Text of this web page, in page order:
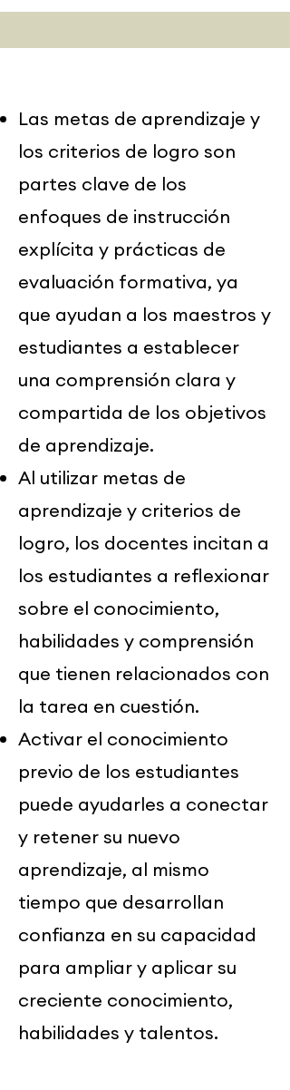
Las metas de aprendizaje y
los criterios de logro son
partes clave de los
enfoques de instrucción
explícita y prácticas de
evaluación formativa, ya
que ayudan a los maestros y
estudiantes a establecer
una comprensión clara y
compartida de los objetivos
de aprendizaje.
Al utilizar metas de
aprendizaje y criterios de
logro, los docentes incitan a
los estudiantes a reflexionar
sobre el conocimiento,
habilidades y comprensión
que tienen relacionados con
la tarea en cuestión.
Activar el conocimiento
previo de los estudiantes
puede ayudarles a conectar
y retener su nuevo
aprendizaje, al mismo
tiempo que desarrollan
confianza en su capacidad
para ampliar y aplicar su
creciente conocimiento,
habilidades y talentos.